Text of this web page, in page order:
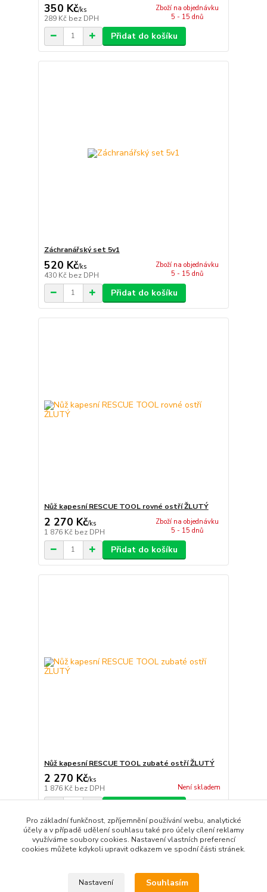
350 Kč/ks
289 Kč bez DPH
Zboží na objednávku
5 - 15 dnů
Přidat do košíku
Záchranářský set 5v1
520 Kč/ks
430 Kč bez DPH
Zboží na objednávku
5 - 15 dnů
Přidat do košíku
Nůž kapesní RESCUE TOOL rovné ostří ŽLUTÝ
2 270 Kč/ks
1 876 Kč bez DPH
Zboží na objednávku
5 - 15 dnů
Přidat do košíku
Nůž kapesní RESCUE TOOL zubaté ostří ŽLUTÝ
2 270 Kč/ks
1 876 Kč bez DPH Není skladem
strana
Pro základní funkčnost, zpříjemnění používání webu, analytické
účely a v případě udělení souhlasu také pro účely cílení reklamy
využíváme soubory cookies. Nastavení vlastních preferencí
cookies můžete kdykoli upravit odkazem ve spodní části stránek.
Nastavení Souhlasím